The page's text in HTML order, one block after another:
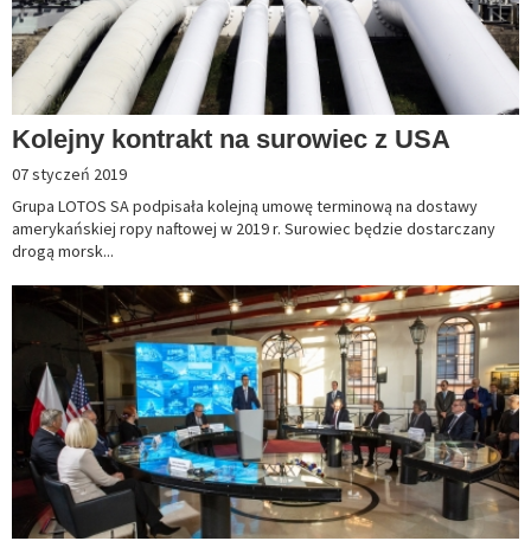
Kolejny kontrakt na surowiec z USA
07 styczeń 2019
Grupa LOTOS SA podpisała kolejną umowę terminową na dostawy
amerykańskiej ropy naftowej w 2019 r. Surowiec będzie dostarczany
drogą morsk...